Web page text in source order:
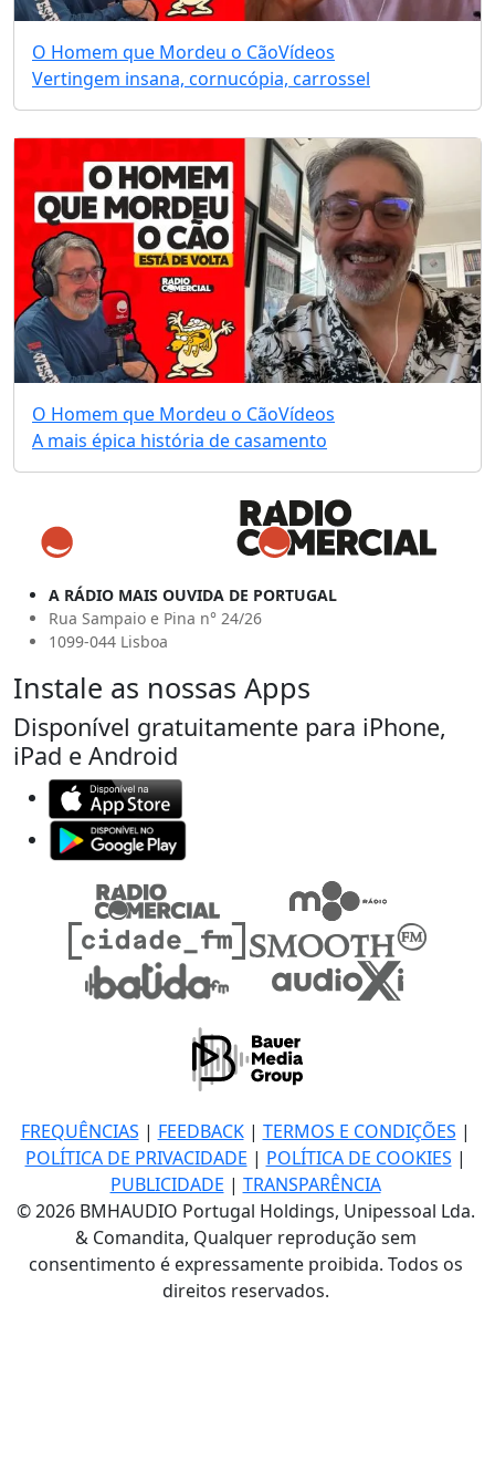
O Homem que Mordeu o CãoVídeos
Vertingem insana, cornucópia, carrossel
O Homem que Mordeu o CãoVídeos
A mais épica história de casamento
A RÁDIO MAIS OUVIDA DE PORTUGAL
Rua Sampaio e Pina n° 24/26
1099-044 Lisboa
Instale as nossas Apps
Disponível gratuitamente para iPhone,
iPad e Android
FREQUÊNCIAS | FEEDBACK| TERMOS E CONDIÇÕES |
POLÍTICA DE PRIVACIDADE | POLÍTICA DE COOKIES |
PUBLICIDADE | TRANSPARÊNCIA
© 2026 BMHAUDIO Portugal Holdings, Unipessoal Lda.
& Comandita, Qualquer reprodução sem
consentimento é expressamente proibida. Todos os
direitos reservados.